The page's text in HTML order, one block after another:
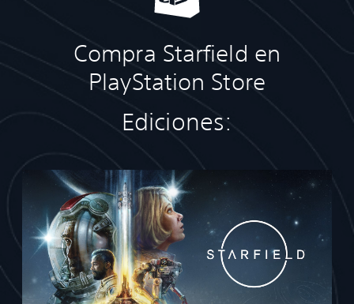
Compra Starfield en
PlayStation Store
Ediciones: